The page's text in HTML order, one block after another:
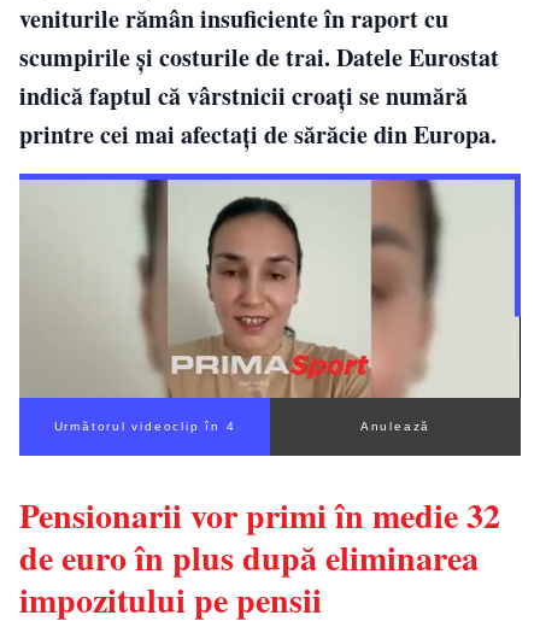
veniturile rămân insuficiente în raport cu
scumpirile și costurile de trai. Datele Eurostat
indică faptul că vârstnicii croați se numără
printre cei mai afectați de sărăcie din Europa.
Următorul videoclip în 3 Anulează
Pensionarii vor primi în medie 32
de euro în plus după eliminarea
impozitului pe pensii